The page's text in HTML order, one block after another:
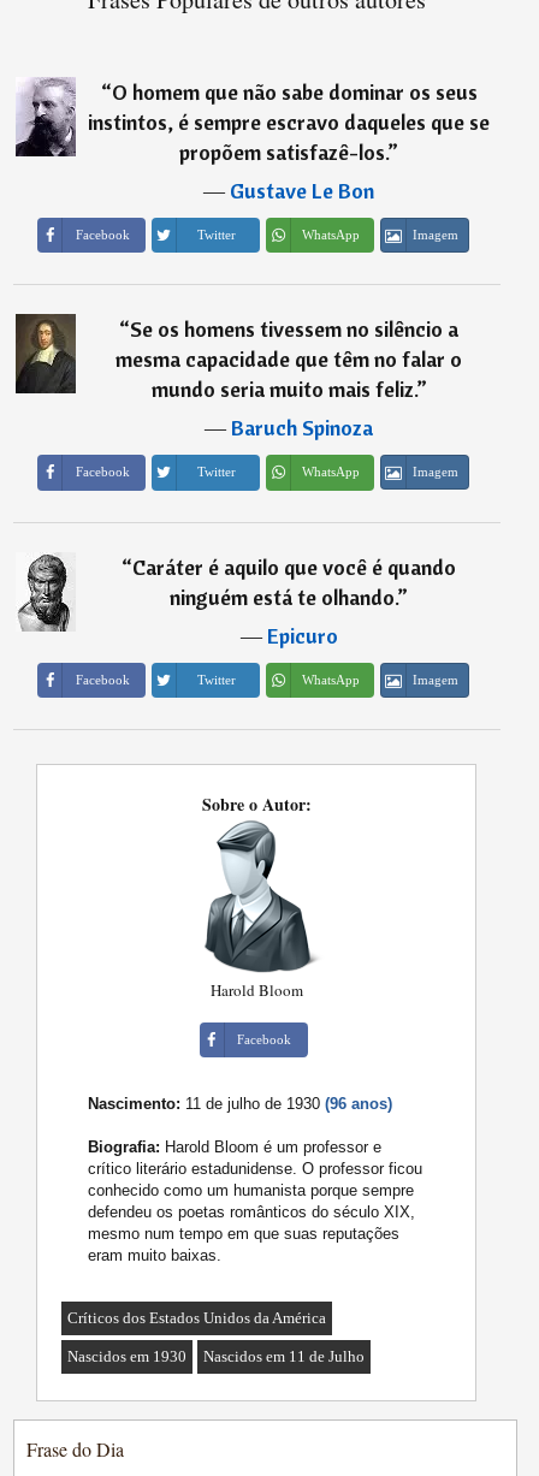
“O homem que não sabe dominar os seus
instintos, é sempre escravo daqueles que se
propõem satisfazê-los.”
―Gustave Le Bon
Facebook Twitter WhatsApp Imagem
“Se os homens tivessem no silêncio a
mesma capacidade que têm no falar o
mundo seria muito mais feliz.”
―Baruch Spinoza
Facebook Twitter WhatsApp Imagem
“Caráter é aquilo que você é quando
ninguém está te olhando.”
―Epicuro
Facebook Twitter WhatsApp Imagem
Sobre o Autor:
Harold Bloom
Facebook
Nascimento: 11 de julho de 1930(96 anos)
Biografia: Harold Bloom é um professor e
crítico literário estadunidense. O professor ficou
conhecido como um humanista porque sempre
defendeu os poetas românticos do século XIX,
mesmo num tempo em que suas reputações
eram muito baixas.
Críticos dos Estados Unidos da América
Nascidos em 1930 Nascidos em 11 de Julho
Frase do Dia